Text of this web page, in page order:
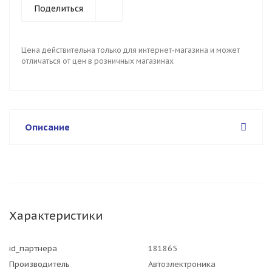
Поделиться
Цена действительна только для интернет-магазина и может
отличаться от цен в розничных магазинах
Описание
Характеристики
id_партнера
181865
Производитель
Автоэлектроника